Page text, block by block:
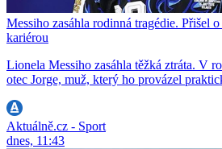
Messiho zasáhla rodinná tragédie. Přišel
kariérou
Lionela Messiho zasáhla těžká ztráta. V
otec Jorge, muž, který ho provázel
Aktuálně.cz - Sport
dnes, 11:43